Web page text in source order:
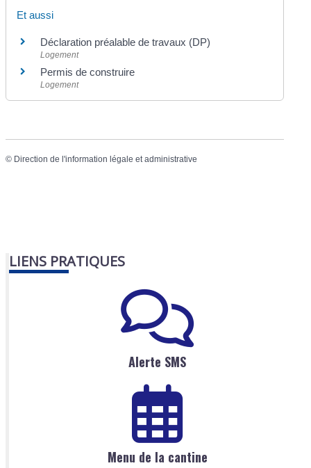
Et aussi
Déclaration préalable de travaux (DP)
Logement
Permis de construire
Logement
© Direction de l'information légale et administrative
LIENS PRATIQUES
Alerte SMS
Menu de la cantine